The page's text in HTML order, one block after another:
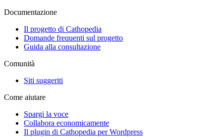
Documentazione
Il progetto di Cathopedia
Domande frequenti sul progetto
Guida alla consultazione
Comunità
Siti suggeriti
Come aiutare
Spargi la voce
Collabora economicamente
Il plugin di Cathopedia per Wordpress